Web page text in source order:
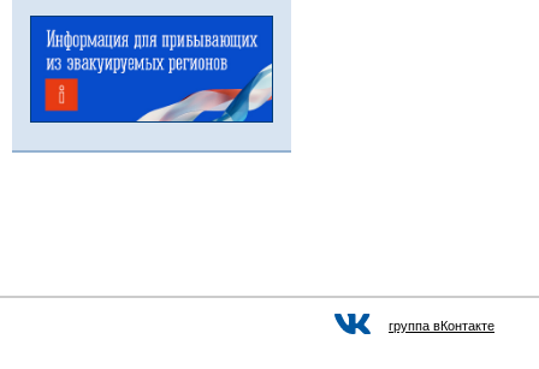
группа вКонтакте